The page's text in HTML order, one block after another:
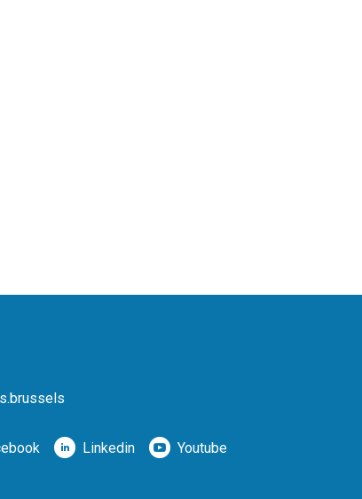
Linkedin Youtube